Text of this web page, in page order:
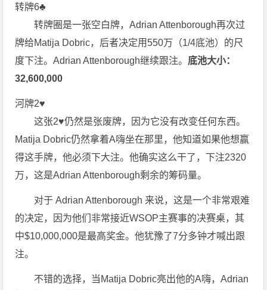
转牌6♣
转牌圈是一张空白牌，Adrian Attenborough再次过
牌给Matija Dobric，后者决定用550万（1/4底池）的尺
度下注。Adrian Attenborough继续跟注。 底池大小：
32,600,000
河牌2♥
这张2♥仍然是张废牌，因为它没有改变任何东西。
Matija Dobric仍然拿着A嗨坐在那里，他知道如果他想赢
得这手牌，他必须下大注。他确实这么干了，下注2320
万，这是Adrian Attenborough剩余的筹码量。
对于 Adrian Attenborough 来说，这是一个非常艰难
的决定，因为他们非常接近WSOP主赛事的决赛桌，其
中$10,000,000是最高奖金。他犹豫了7分多钟才喊出跟
注。
不错的选择，当Matija Dobric亮出他的A嗨，Adrian